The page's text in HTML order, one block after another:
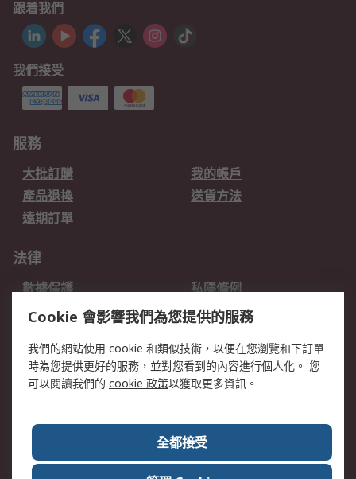
跟着我們
我們接受
服務
大批訂購
我的帳戶
產品退換
送貨方法
遠期訂單
法律
數據保護
私隱條例
網站條款
郵件安全
關於RS
全球辦事處
加入我們
關於RS
Cookie 會影響我們為您提供的服務
我們的網站使用 cookie 和類似技術，以便在您瀏覽和下訂單
時為您提供更好的服務，並對您看到的內容進行個人化。 您
可以閱讀我們的 cookie 政策以獲取更多資訊。
全都接受